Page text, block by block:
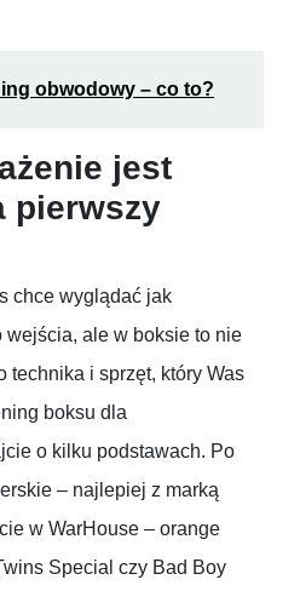
obwodowy – co to?
jest
pierwszy
chce wyglądać jak
ale w boksie to nie
technika i sprzęt, który Was
boksu dla
o kilku podstawach. Po
– najlepiej z marką
w WarHouse – orange
Special czy Bad Boy